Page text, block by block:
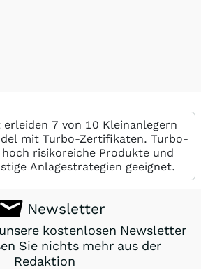
7 von 10 Kleinanlegern
mit Turbo-Zertifikaten. Turbo-
risikoreiche Produkte und
Anlagestrategien geeignet.
Newsletter
kostenlosen Newsletter
Sie nichts mehr aus der
Redaktion